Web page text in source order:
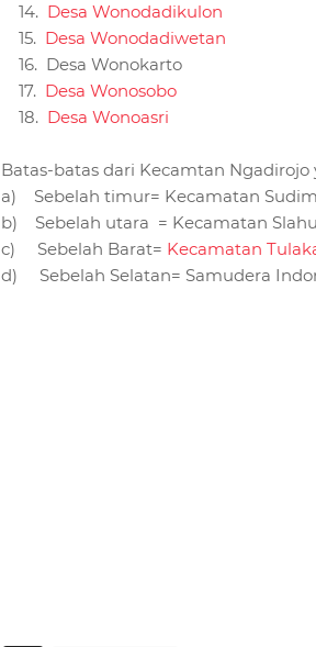
14. Desa Wonodadikulon
15. Desa Wonodadiwetan
16. Desa Wonokarto
17. Desa Wonosobo
18. Desa Wonoasri
Batas-batas dari Kecamtan Ngadirojo
a) Sebelah timur= Kecamatan
b) Sebelah utara = Kecamatan
c) Sebelah Barat= Kecamatan
d) Sebelah Selatan= Samudera